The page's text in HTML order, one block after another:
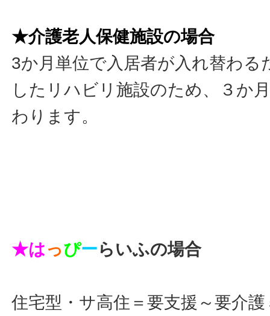
★介護老人保健施設の場合
3か月単位で入居者が入れ替わる
したリハビリ施設のため、３か
わります。
★はっぴーらいふの場合
住宅型・サ高住＝要支援～要介